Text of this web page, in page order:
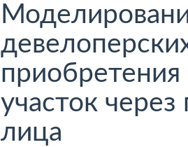
участок
лица